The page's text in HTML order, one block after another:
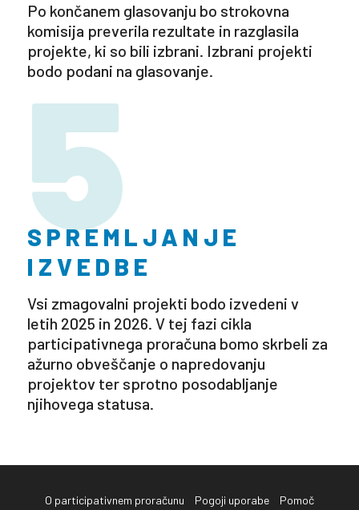
Po končanem glasovanju bo strokovna
komisija preverila rezultate in razglasila
projekte, ki so bili izbrani. Izbrani projekti
bodo podani na glasovanje.
5
SPREMLJANJE
IZVEDBE
Vsi zmagovalni projekti bodo izvedeni v
letih 2025 in 2026. V tej fazi cikla
participativnega proračuna bomo skrbeli za
ažurno obveščanje o napredovanju
projektov ter sprotno posodabljanje
njihovega statusa.
O participativnem proračunu Pogoji uporabe Pomoč